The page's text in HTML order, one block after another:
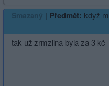
Smazaný | Předmět: když
tak už zrmzlina byla za 3 kč